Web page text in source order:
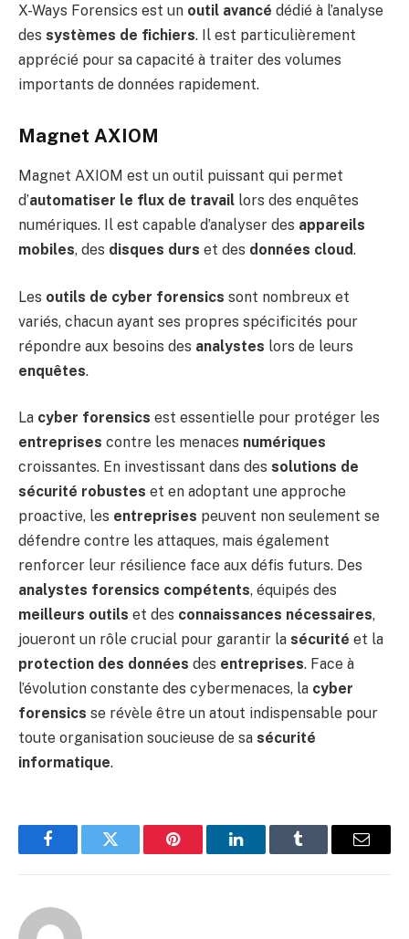
X-Ways Forensics est un outil avancé dédié à l’analyse
des systèmes de fichiers. Il est particulièrement
apprécié pour sa capacité à traiter des volumes
importants de données rapidement.
Magnet AXIOM
Magnet AXIOM est un outil puissant qui permet
d’automatiser le flux de travail lors des enquêtes
numériques. Il est capable d’analyser des appareils
mobiles, des disques durs et des données cloud.
Les outils de cyber forensics sont nombreux et
variés, chacun ayant ses propres spécificités pour
répondre aux besoins des analystes lors de leurs
enquêtes.
La cyber forensics est essentielle pour protéger les
entreprises contre les menaces numériques
croissantes. En investissant dans des solutions de
sécurité robustes et en adoptant une approche
proactive, les entreprises peuvent non seulement se
défendre contre les attaques, mais également
renforcer leur résilience face aux défis futurs. Des
analystes forensics compétents, équipés des
meilleurs outils et des connaissances nécessaires,
joueront un rôle crucial pour garantir la sécurité et la
protection des données des entreprises. Face à
l’évolution constante des cybermenaces, la cyber
forensics se révèle être un atout indispensable pour
toute organisation soucieuse de sa sécurité
informatique.
FacebookTwitter Pinterest LinkedInTumblr Email